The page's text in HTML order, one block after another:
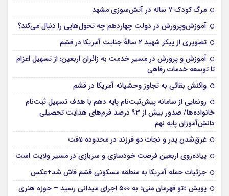
مرگ کودک ۷ ساله در آتش‌سوزی مشهد
آموزش‌وپرورش در دولت چهاردهم چه تحول‌هایی را دنبال می‌کند؟
تصویری از پیکر شهید ۲ سالۀ جنایت آمریکا در قشم
آموزش و پرورش در مسیر خدمت به زائران اربعین؛ از تسهیل اعزام
تا توسعه خدمات رفاهی
واکنش بقائی به تجاوز وحشیانه آمریکا در قشم
رونمایی از سامانه پیش‌ثبت‌نام پایه دهم با هدف تسهیل ثبت‌نام
خانواده‌ها/ صدور بیش از ۹۳ درصد فرم‌های هدایت تحصیلی
دانش‌آموزان پایه نهم
غرق‌شدن پدر و نجات دو فرزند در محدوده لافت
پیاده‌روی اربعین فرصت خودسازی و سربازی در مسیر ولایت است
جزئیات حمله آمریکا به منطقه مسکونی قشم فاش شد+عکس
پویش «تو قهرمان منی» به ۵۰۰ اجرای میدانی رسید – حوزه هنری